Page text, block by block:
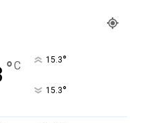
°C 15.3°
15.3°